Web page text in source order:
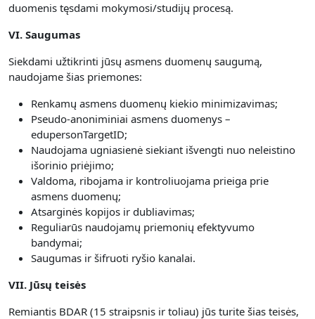
duomenis tęsdami mokymosi/studijų procesą.
VI. Saugumas
Siekdami užtikrinti jūsų asmens duomenų saugumą,
naudojame šias priemones:
Renkamų asmens duomenų kiekio minimizavimas;
Pseudo-anoniminiai asmens duomenys –
edupersonTargetID;
Naudojama ugniasienė siekiant išvengti nuo neleistino
išorinio priėjimo;
Valdoma, ribojama ir kontroliuojama prieiga prie
asmens duomenų;
Atsarginės kopijos ir dubliavimas;
Reguliarūs naudojamų priemonių efektyvumo
bandymai;
Saugumas ir šifruoti ryšio kanalai.
VII. Jūsų teisės
Remiantis BDAR (15 straipsnis ir toliau) jūs turite šias teisės,